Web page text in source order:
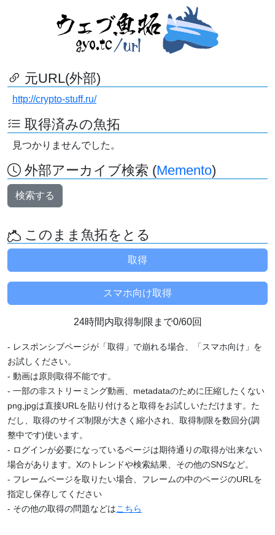
元URL(外部)
http://crypto-stuff.ru/
取得済みの魚拓
見つかりませんでした。
外部アーカイブ検索 (Memento)
検索する
このまま魚拓をとる
24時間内取得制限まで0/60回
- レスポンシブページが「取得」で崩れる場合、「スマホ向け」を
お試しください。
- 動画は原則取得不能です。
- 一部の非ストリーミング動画、metadataのために圧縮したくない
png,jpgは直接URLを貼り付けると取得をお試しいただけます。た
だし、取得のサイズ制限が大きく縮小され、取得制限を数回分(調
整中です)使います。
- ログインが必要になっているページは期待通りの取得が出来ない
場合があります。Xのトレンドや検索結果、その他のSNSなど。
- フレームページを取りたい場合、フレームの中のページのURLを
指定し保存してください
- その他の取得の問題などはこちら